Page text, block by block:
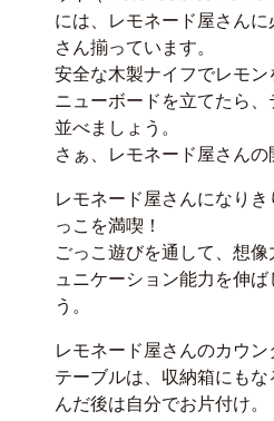
には、レモネード屋さんに
さん揃っています。
安全な木製ナイフでレモン
ニューボードを立てたら
並べましょう。
さぁ、レモネード屋さんの
レモネード屋さんになり
っこを満喫！
ごっこ遊びを通して、想像
ュニケーション能力を伸ば
う。
レモネード屋さんのカウ
テーブルは、収納箱にも
んだ後は自分でお片付け。